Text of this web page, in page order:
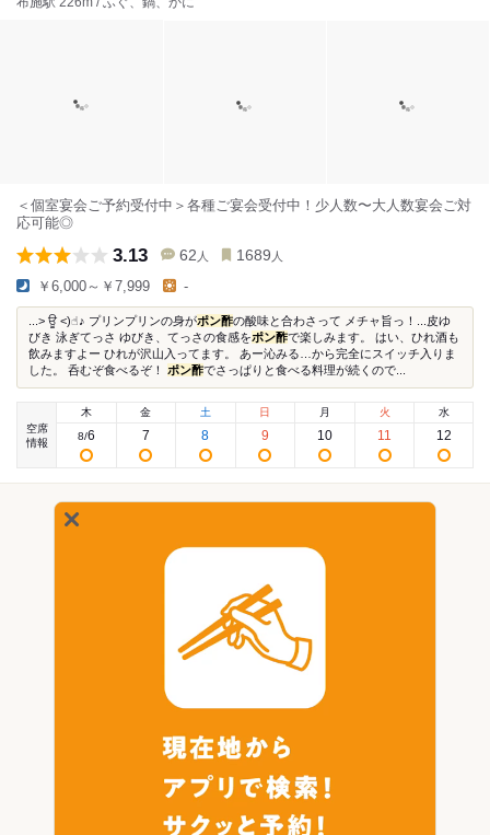
＜個室宴会ご予約受付中＞各種ご宴会受付中！少人数〜大人数宴会ご対
応可能◎
3.13 62 人 1689 人
￥6,000～￥7,999 -
...> ਊ <)☝︎♪ プリンプリンの身がポン酢の酸味と合わさって メチャ旨っ！...皮ゆ
びき 泳ぎてっさ ゆびき、てっさの食感をポン酢で楽しみます。 はい、ひれ酒も
飲みますよー ひれが沢山入ってます。 あー沁みる…から完全にスイッチ入りま
した。 呑むぞ食べるぞ！ ポン酢でさっぱりと食べる料理が続くので...
空席
情報
木
8/6
金
7
土
8
日
9
月
10
火
11
水
12